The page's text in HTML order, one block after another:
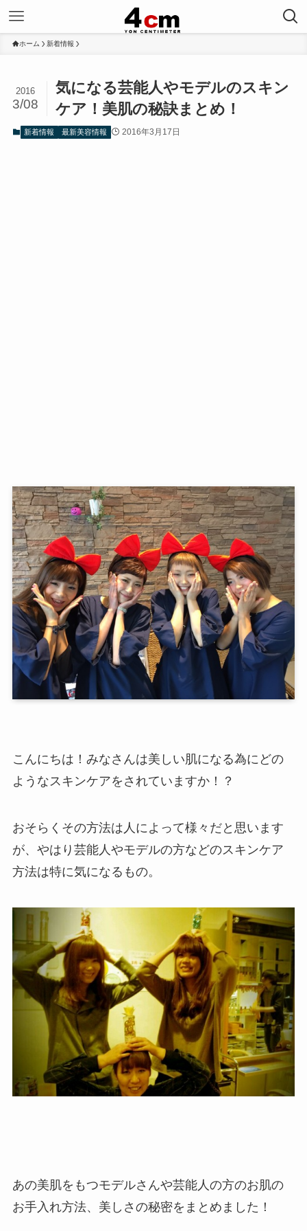
ホーム 新着情報
気になる芸能人やモデルのスキン
ケア！美肌の秘訣まとめ！
2016
3/08
新着情報 最新美容情報 2016年3月17日
こんにちは！みなさんは美しい肌になる為にどの
ようなスキンケアをされていますか！？
おそらくその方法は人によって様々だと思います
が、やはり芸能人やモデルの方などのスキンケア
方法は特に気になるもの。
あの美肌をもつモデルさんや芸能人の方のお肌の
お手入れ方法、美しさの秘密をまとめました！